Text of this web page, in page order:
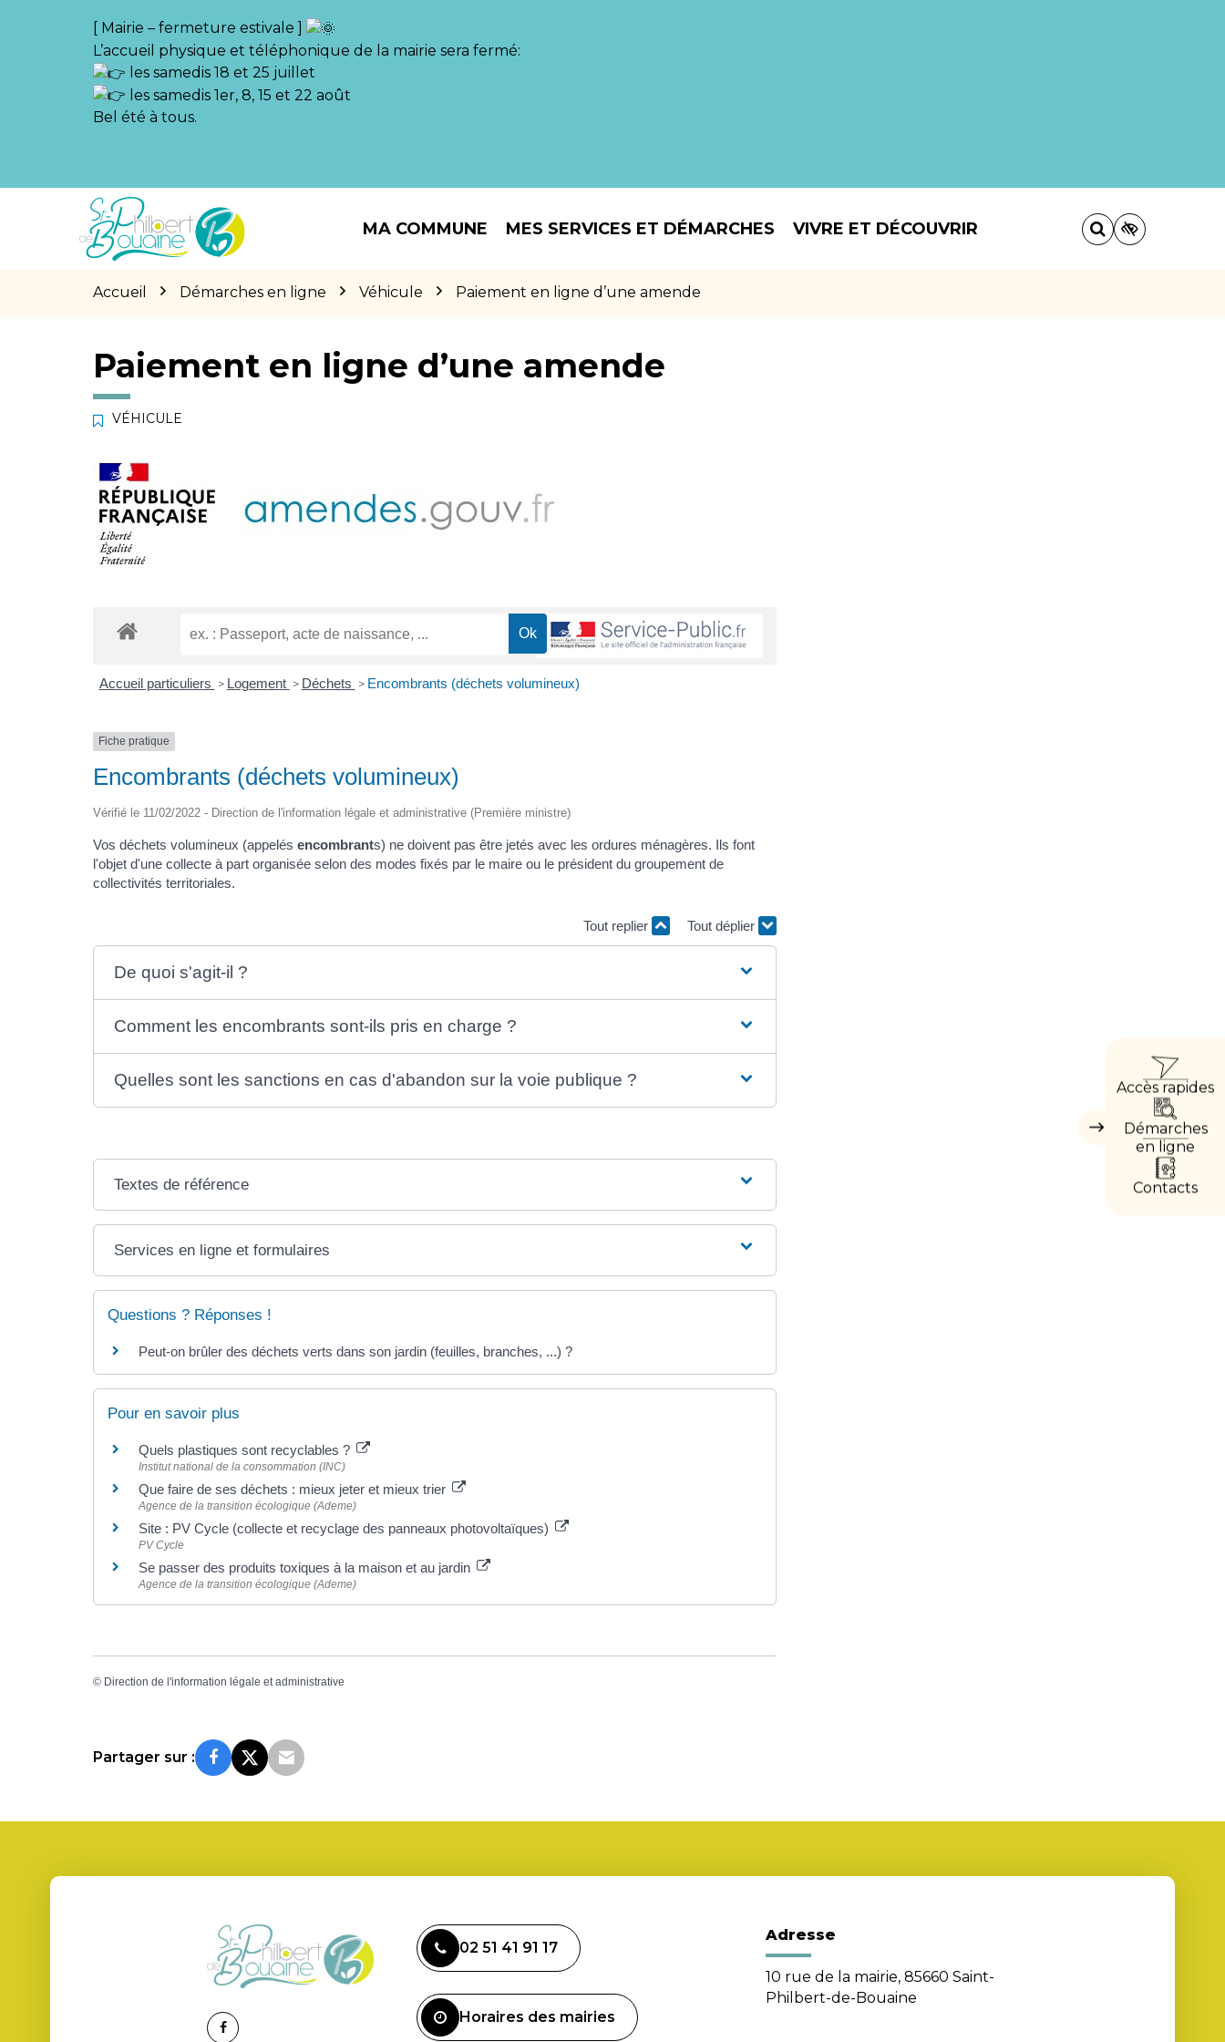
[ Mairie – fermeture estivale ]
L’accueil physique et téléphonique de la mairie sera fermé:
les samedis 18 et 25 juillet
les samedis 1er, 8, 15 et 22 août
Bel été à tous.
MA COMMUNE MES SERVICES ET DÉMARCHES VIVRE ET DÉCOUVRIR
Accueil Démarches en ligne Véhicule Paiement en ligne d’une amende
Masquer
Accès rapides
Démarches
en ligne
Contacts
Paiement en ligne d’une amende
VÉHICULE
Accueil particuliers > Logement > Déchets > Encombrants (déchets volumineux)
Fiche pratique
Encombrants (déchets volumineux)
Vérifié le 11/02/2022 - Direction de l'information légale et administrative (Première ministre)
Vos déchets volumineux (appelés encombrants) ne doivent pas être jetés avec les ordures ménagères. Ils font
l'objet d'une collecte à part organisée selon des modes fixés par le maire ou le président du groupement de
collectivités territoriales.
Tout replier Tout déplier
De quoi s'agit-il ?
Comment les encombrants sont-ils pris en charge ?
Quelles sont les sanctions en cas d'abandon sur la voie publique ?
Textes de référence
Services en ligne et formulaires
Questions ? Réponses !
Peut-on brûler des déchets verts dans son jardin (feuilles, branches, ...) ?
Pour en savoir plus
Quels plastiques sont recyclables ?
Institut national de la consommation (INC)
Que faire de ses déchets : mieux jeter et mieux trier
Agence de la transition écologique (Ademe)
Site : PV Cycle (collecte et recyclage des panneaux photovoltaïques)
PV Cycle
Se passer des produits toxiques à la maison et au jardin
Agence de la transition écologique (Ademe)
© Direction de l'information légale et administrative
Partager sur :
Lien
02 51 41 91 17
Horaires des mairies
Adresse
10 rue de la mairie, 85660 Saint-
Philbert-de-Bouaine